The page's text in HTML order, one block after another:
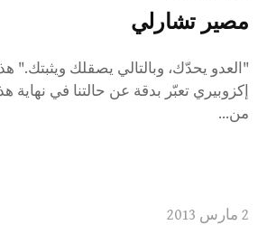
مصير تشارلي
"العدو يحدّك، وبالتالي يصقلك ويثبتك."
إكزوبيري تعبّر بدقة عن حالتنا في نهاية
من...
2 مارس 2013